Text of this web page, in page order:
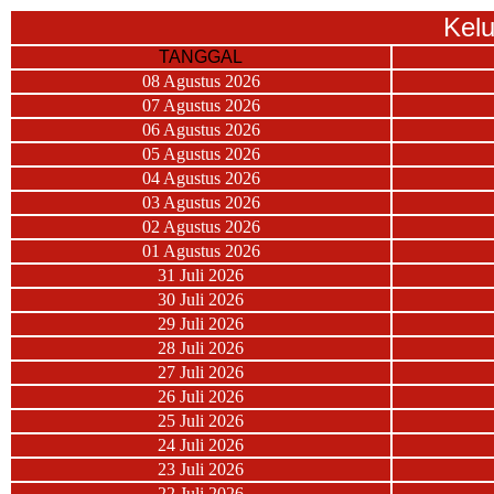
TANGGAL
08 Agustus 2026
07 Agustus 2026
06 Agustus 2026
05 Agustus 2026
04 Agustus 2026
03 Agustus 2026
02 Agustus 2026
01 Agustus 2026
31 Juli 2026
30 Juli 2026
29 Juli 2026
28 Juli 2026
27 Juli 2026
26 Juli 2026
25 Juli 2026
24 Juli 2026
23 Juli 2026